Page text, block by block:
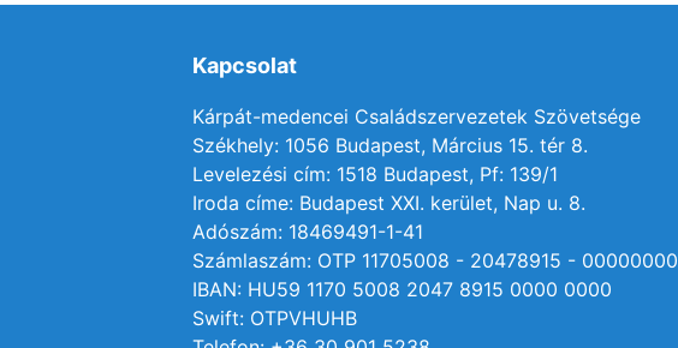
Kapcsolat
Kárpát-medencei Családszervezetek Szövetsége
Székhely: 1056 Budapest, Március 15. tér 8.
Levelezési cím: 1518 Budapest, Pf: 139/1
Iroda címe: Budapest XXI. kerület, Nap u. 8.
Adószám: 18469491-1-41
Számlaszám: OTP 11705008 - 20478915 - 00000000
IBAN: HU59 1170 5008 2047 8915 0000 0000
Swift: OTPVHUHB